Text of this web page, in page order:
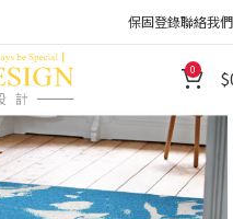
保固登錄聯絡我們
0